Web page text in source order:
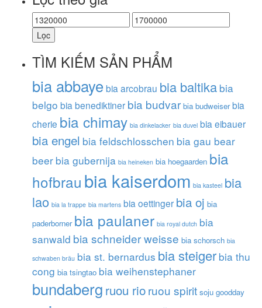
Lọc
TÌM KIẾM SẢN PHẨM
bia abbaye bia arcobrau bia baltika bia
belgo bia benediktiner bia budvar bia budweiser bia
cherie bia chimay bia dinkelacker bia duvel bia eibauer
bia engel bia feldschlosschen bia gau bear
beer bia gubernija bia heineken bia hoegaarden bia
hofbrau bia kaiserdom bia kasteel bia
lao bia la trappe bia martens bia oettinger bia oj bia
paderborner bia paulaner bia royal dutch bia
sanwald bia schneider weisse bia schorsch bia
schwaben bräu bia st. bernardus bia steiger bia thu
cong bia tsingtao bia weihenstephaner
bundaberg ruou rioruou spirit soju goodday